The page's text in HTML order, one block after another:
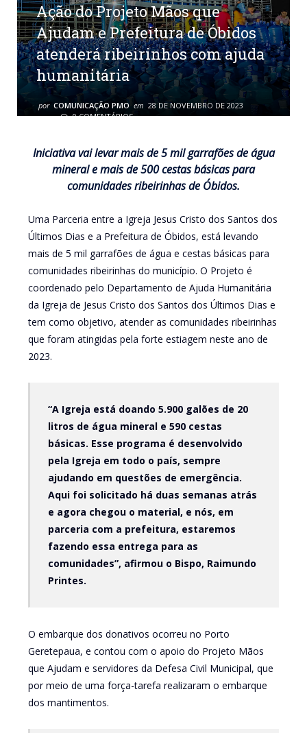
Ação do Projeto Mãos que
Ajudam e Prefeitura de Óbidos
atenderá ribeirinhos com ajuda
humanitária
por COMUNICAÇÃO PMO em 28 DE NOVEMBRO DE 2023
0 COMENTÁRIOS
Iniciativa vai levar mais de 5 mil garrafões de água
mineral e mais de 500 cestas básicas para
comunidades ribeirinhas de Óbidos.
Uma Parceria entre a Igreja Jesus Cristo dos Santos dos
Últimos Dias e a Prefeitura de Óbidos, está levando
mais de 5 mil garrafões de água e cestas básicas para
comunidades ribeirinhas do município. O Projeto é
coordenado pelo Departamento de Ajuda Humanitária
da Igreja de Jesus Cristo dos Santos dos Últimos Dias e
tem como objetivo, atender as comunidades ribeirinhas
que foram atingidas pela forte estiagem neste ano de
2023.
“A Igreja está doando 5.900 galões de 20
litros de água mineral e 590 cestas
básicas. Esse programa é desenvolvido
pela Igreja em todo o país, sempre
ajudando em questões de emergência.
Aqui foi solicitado há duas semanas atrás
e agora chegou o material, e nós, em
parceria com a prefeitura, estaremos
fazendo essa entrega para as
comunidades”, afirmou o Bispo, Raimundo
Printes.
O embarque dos donativos ocorreu no Porto
Geretepaua, e contou com o apoio do Projeto Mãos
que Ajudam e servidores da Defesa Civil Municipal, que
por meio de uma força-tarefa realizaram o embarque
dos mantimentos.